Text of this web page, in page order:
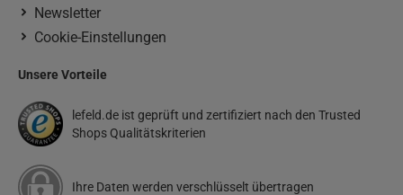
Newsletter
Cookie-Einstellungen
Unsere Vorteile
lefeld.de ist geprüft und zertifiziert nach den Trusted
Shops Qualitätskriterien
Ihre Daten werden verschlüsselt übertragen